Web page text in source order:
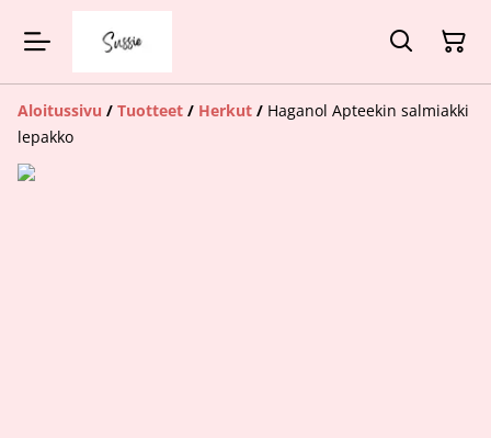
Aloitussivu / Tuotteet / Herkut / Haganol Apteekin salmiakki
lepakko